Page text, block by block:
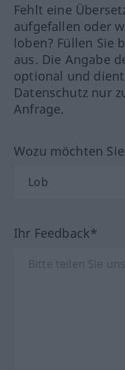
Fehlt eine
aufgefallen oder
loben? Füllen Sie
aus. Die Angabe
optional und
Datenschutz nur
Anfrage.
Wozu möchten
Ihr Feedback*